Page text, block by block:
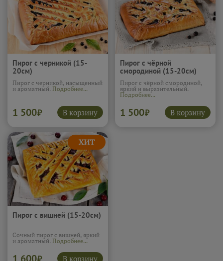
Пирог с черникой (15-
20см)
Пирог с черникой, насыщенный
и ароматный. Подробнее...
1 500₽ В корзину
Пирог с чёрной
смородиной (15-20см)
Пирог с чёрной смородиной,
яркий и выразительный.
Подробнее...
1 500₽ В корзину
Пирог с вишней (15-20см)
Сочный пирог с вишней, яркий
и ароматный. Подробнее...
₽ В корзину